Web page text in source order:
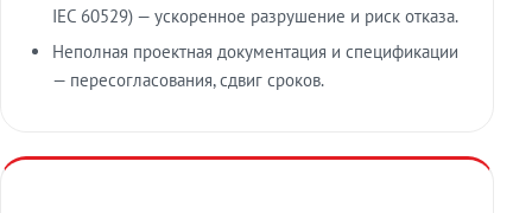
IEC 60529) — ускоренное разрушение и риск отказа.
Неполная проектная документация и спецификации
— пересогласования, сдвиг сроков.